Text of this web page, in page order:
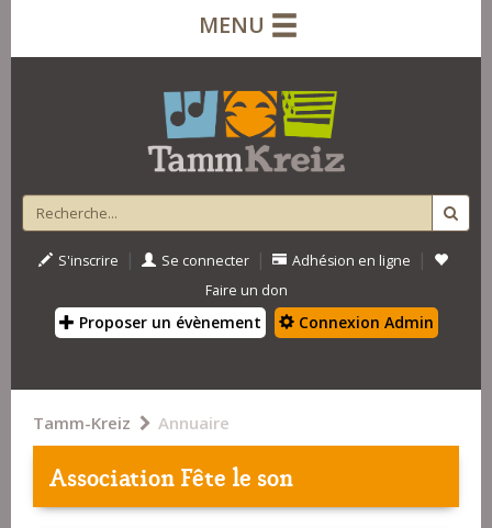
MENU
S'inscrire | Se connecter | Adhésion en ligne |
Faire un don
Proposer un évènement Connexion Admin
Tamm-Kreiz Annuaire
Association Fête le son